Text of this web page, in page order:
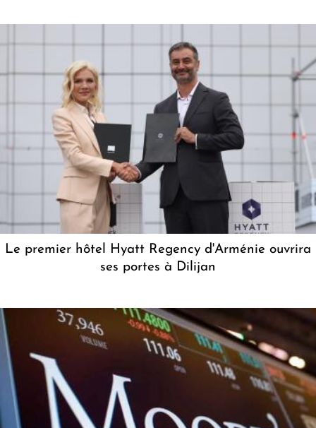
Le premier hôtel Hyatt Regency d'Arménie ouvrira
ses portes à Dilijan